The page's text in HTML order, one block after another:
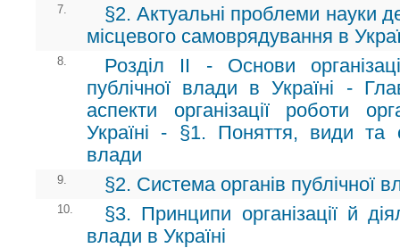
7.
§2. Актуальні проблеми науки
місцевого самоврядування в
8.
Розділ II - Основи
публічної влади в Україні -
аспекти організації роботи
Україні - §1. Поняття, види та
влади
9. §2. Система органів публічної
10.
§3. Принципи організації й
влади в Україні